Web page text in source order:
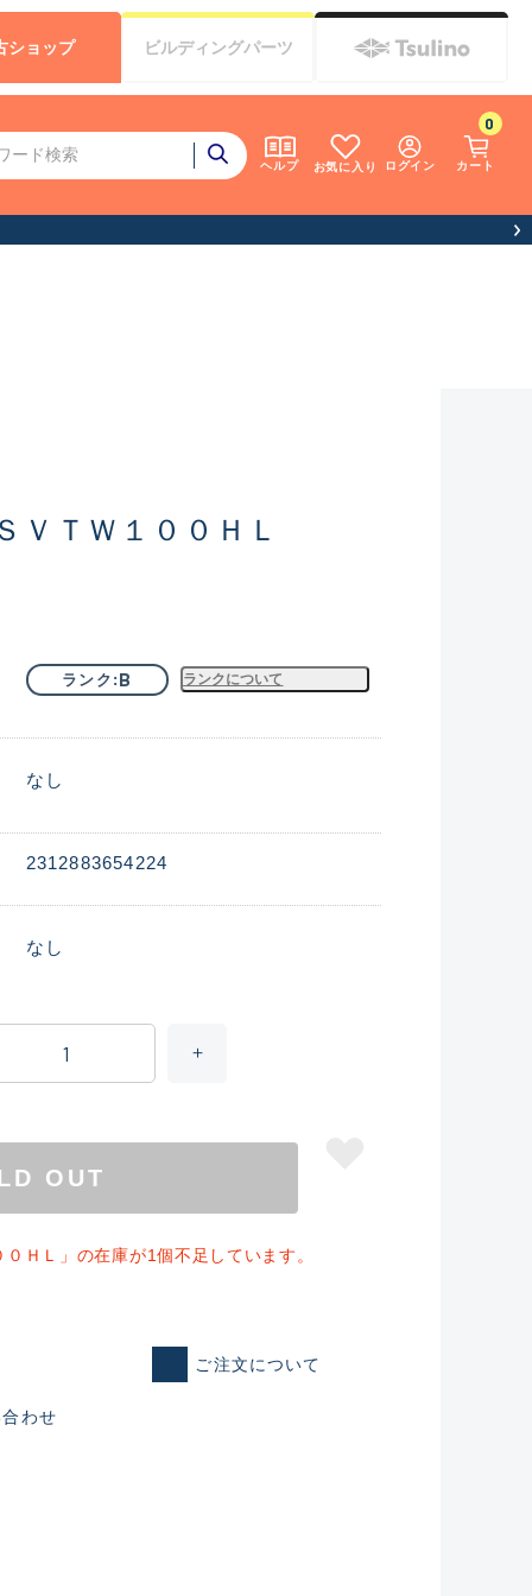
ヘルプ お気に入り ログイン カート
0
ショップ ビルディングパーツ
れた未使用
ＶＴＷ１００ＨＬ
ランク B ランクについて
なし
2312883654224
なし
OUT
ＨＬ」の在庫が1個不足しています。
ご注文について
わせ